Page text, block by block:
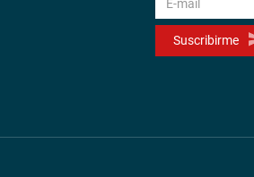
Suscribirme